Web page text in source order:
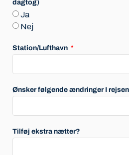
dagtog)
Ja
Nej
Station/Lufthavn
Ønsker følgende ændringer I rejsen
Tilføj ekstra nætter?